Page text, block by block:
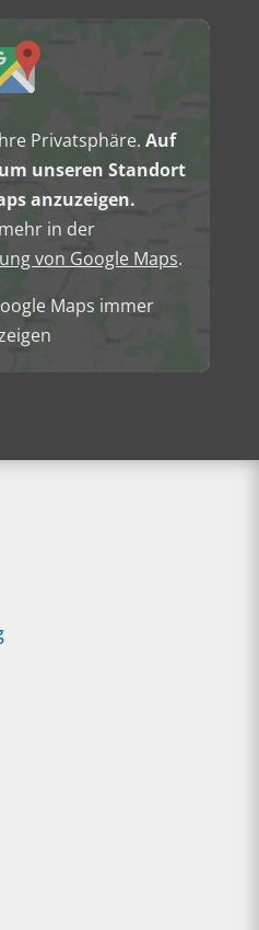
Privatsphäre.Auf
unseren Standort
anzuzeigen.
in der
von Google Maps.
Maps immer